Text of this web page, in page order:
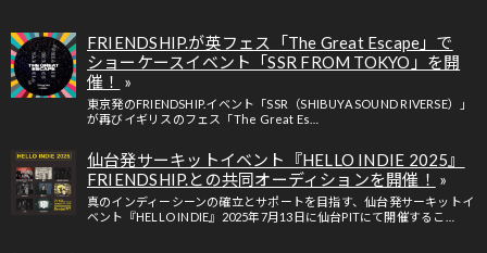
FRIENDSHIP.が英フェス「The Great Escape」で
ショーケースイベント「SSR FROM TOKYO」を開
催！
東京発のFRIENDSHIP.イベント「SSR（SHIBUYA SOUND RIVERSE）」
が再びイギリスのフェス「The Great Es…
仙台発サーキットイベント『HELLO INDIE 2025』
FRIENDSHIP.との共同オーディションを開催！
真のインディーシーンの確立とサポートを目指す、仙台発サーキットイ
ベント『HELLO INDIE』2025年7月13日に仙台PITにて開催するこ…